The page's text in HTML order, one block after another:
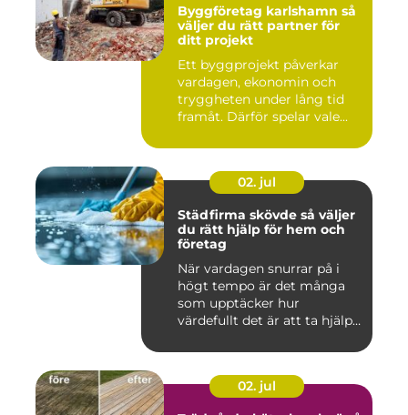
Byggföretag karlshamn så
väljer du rätt partner för
ditt projekt
Ett byggprojekt påverkar
vardagen, ekonomin och
tryggheten under lång tid
framåt. Därför spelar vale...
02. jul
Städfirma skövde så väljer
du rätt hjälp för hem och
företag
När vardagen snurrar på i
högt tempo är det många
som upptäcker hur
värdefullt det är att ta hjälp
02. jul